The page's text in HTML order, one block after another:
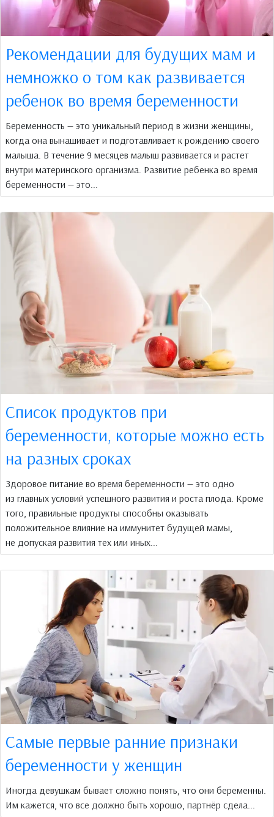
Рекомендации для будущих мам и
немножко о том как развивается
ребенок во время беременности
Беременность — это уникальный период в жизни женщины,
когда она вынашивает и подготавливает к рождению своего
малыша. В течение 9 месяцев малыш развивается и растет
внутри материнского организма. Развитие ребенка во время
беременности — это...
Список продуктов при
беременности, которые можно есть
на разных сроках
Здоровое питание во время беременности — это одно
из главных условий успешного развития и роста плода. Кроме
того, правильные продукты способны оказывать
положительное влияние на иммунитет будущей мамы,
не допуская развития тех или иных...
Самые первые ранние признаки
беременности у женщин
Иногда девушкам бывает сложно понять, что они беременны.
Им кажется, что все должно быть хорошо, партнёр сдела...